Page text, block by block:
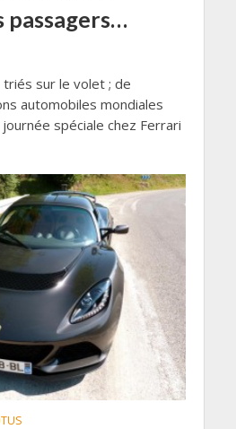
passagers…
sur le volet ; de
automobiles mondiales
spéciale chez Ferrari